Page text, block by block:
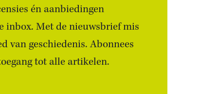
én aanbiedingen
inbox. Met de nieuwsbrief mis
van geschiedenis. Abonnees
tot alle artikelen.